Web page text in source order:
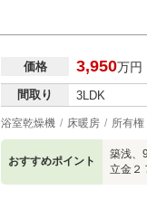
価格 3,950万円
間取り 3LDK
浴室乾燥機 床暖房 所有権
おすすめポイント
築浅、
立金２